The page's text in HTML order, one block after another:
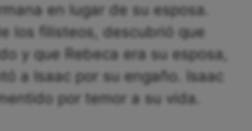
en lugar de su esposa.
los filisteos, descubrió que
y que Rebeca era su esposa,
a Isaac por su engaño. Isaac
por temor a su vida.